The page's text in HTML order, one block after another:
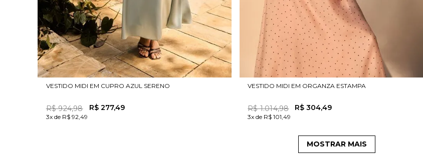
VESTIDO MIDI EM CUPRO AZUL SERENO
R$ 924,98 R$ 277,49
3x de R$ 92,49
VESTIDO MIDI EM ORGANZA ESTAMPA
R$ 1.014,98 R$ 304,49
3x de R$ 101,49
MOSTRAR MAIS